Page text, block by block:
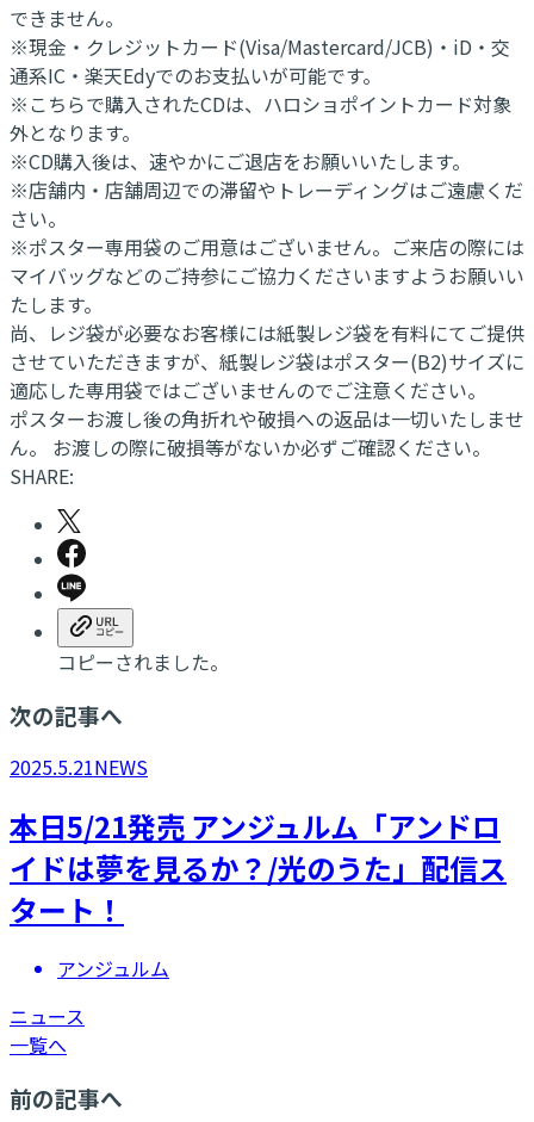
できません。
※現金・クレジットカード(Visa/Mastercard/JCB)・iD・交
通系IC・楽天Edyでのお支払いが可能です。
※こちらで購入されたCDは、ハロショポイントカード対象
外となります。
※CD購入後は、速やかにご退店をお願いいたします。
※店舗内・店舗周辺での滞留やトレーディングはご遠慮くだ
さい。
※ポスター専用袋のご用意はございません。ご来店の際には
マイバッグなどのご持参にご協力くださいますようお願いい
たします。
尚、レジ袋が必要なお客様には紙製レジ袋を有料にてご提供
させていただきますが、紙製レジ袋はポスター(B2)サイズに
適応した専用袋ではございませんのでご注意ください。
ポスターお渡し後の角折れや破損への返品は一切いたしませ
ん。 お渡しの際に破損等がないか必ずご確認ください。
SHARE:
コピーされました。
次の記事へ
2025.5.21NEWS
本日5/21発売 アンジュルム「アンドロ
イドは夢を見るか？/光のうた」配信ス
タート！
アンジュルム
ニュース
一覧へ
前の記事へ